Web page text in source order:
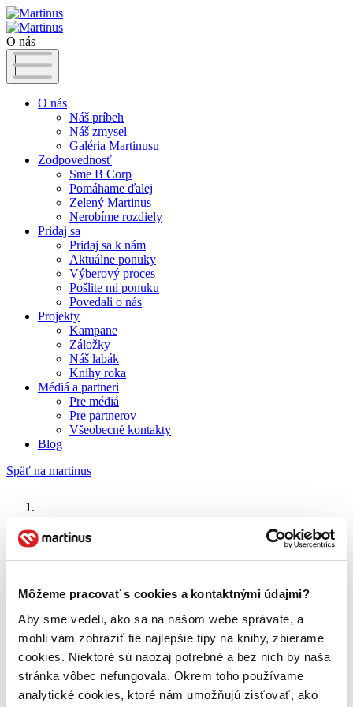
Môžeme pracovať s cookies a kontaktnými údajmi?
Aby sme vedeli, ako sa na našom webe správate, a
mohli vám zobraziť tie najlepšie tipy na knihy, zbierame
cookies. Niektoré sú naozaj potrebné a bez nich by naša
stránka vôbec nefungovala. Okrem toho používame
analytické cookies, ktoré nám umožňujú zisťovať, ako
O nás
O nás
Náš príbeh
Náš zmysel
Galéria Martinusu
Zodpovednosť
Sme B Corp
Pomáhame ďalej
Zelený Martinus
Nerobíme rozdiely
Pridaj sa
Pridaj sa k nám
Aktuálne ponuky
Výberový proces
Pošlite mi ponuku
Povedali o nás
Projekty
Kampane
Záložky
Náš labák
Knihy roka
Médiá a partneri
Pre médiá
Pre partnerov
Všeobecné kontakty
Blog
Späť na martinus
Kateřina Tučková
Náš príbeh
Náš zmysel
Galéria Martinusu
Zodpovednosť
Sme B Corp
Pomáhame ďalej